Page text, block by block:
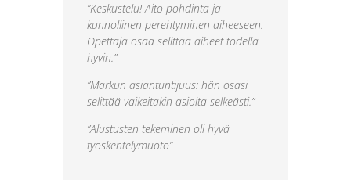
”Keskustelu! Aito pohdinta ja
kunnollinen perehtyminen aiheeseen.
Opettaja osaa selittää aiheet todella
hyvin.”
”Markun asiantuntijuus: hän osasi
selittää vaikeitakin asioita selkeästi.”
”Alustusten tekeminen oli hyvä
työskentelymuoto”